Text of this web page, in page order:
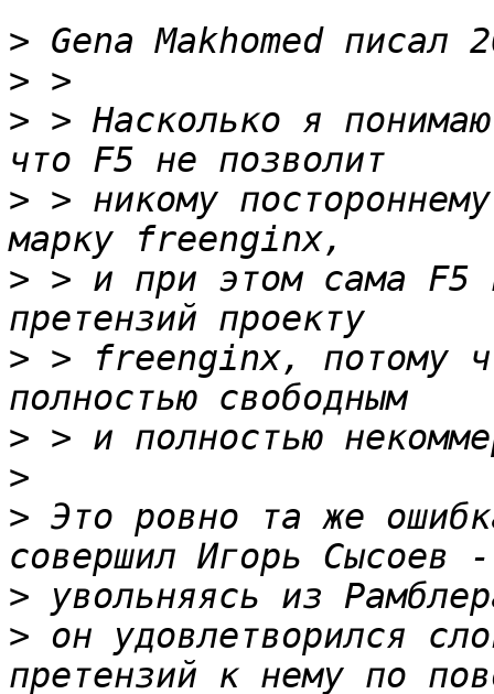
>
>
> > Насколько я
> > никому
> > и при этом сама F5
> > freenginx, потому
>
>
> Это ровно та же
>
> он удовлетворился